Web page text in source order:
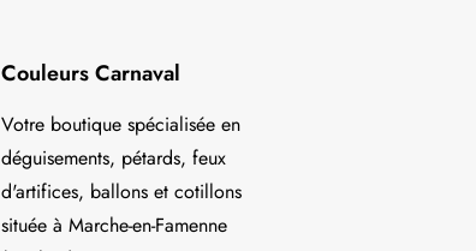
Couleurs Carnaval
Votre boutique spécialisée en
déguisements, pétards, feux
d'artifices, ballons et cotillons
située à Marche-en-Famenne